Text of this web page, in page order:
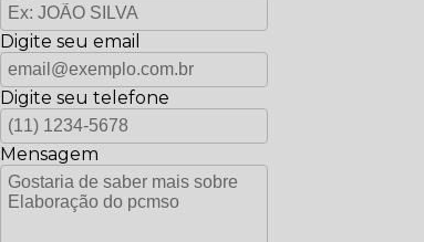
Digite seu email
Digite seu telefone
Mensagem